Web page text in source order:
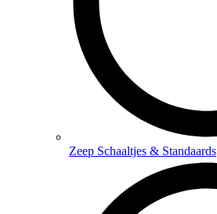
Zeep Schaaltjes & Standaards